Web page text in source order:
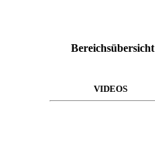
Bereichsübersicht
VIDEOS